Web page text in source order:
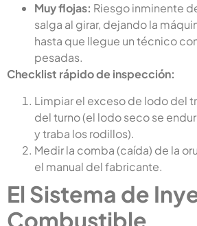
Muy flojas: Riesgo inminente
salga al girar, dejando la
hasta que llegue un técnico
pesadas.
Checklist rápido de inspección:
Limpiar el exceso de lodo del
del turno (el lodo seco se
y traba los rodillos).
Medir la comba (caída) de la
el manual del fabricante.
El Sistema de
Combustible